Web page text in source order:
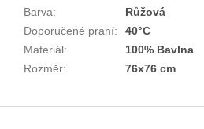
Barva:
Růžová
Doporučené praní:
40°C
Materiál:
100% Bavlna
Rozměr: 76x76 cm